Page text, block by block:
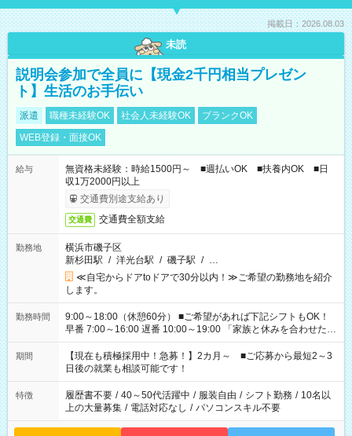
掲載日：2026.08.03
未読
説明会参加で全員に【現金2千円相当プレゼン
ト】生活のお手伝い
派遣 職種未経験OK 社会人未経験OK
ブランクOK
WEB登録・面接OK
給与
無資格未経験：時給1500円～ ■週払いOK ■扶養内OK ■日
収1万2000円以上
交通費別途支給あり
交通費 交通費全額支給
勤務地
横浜市磯子区
新杉田駅 / 洋光台駅 / 磯子駅 / …
≪自宅からドアtoドアで30分以内！≫ご希望の勤務地を紹介
します。
勤務時間
9:00～18:00（休憩60分） ■ご希望があれば下記シフトもOK！
早番 7:00～16:00 遅番 10:00～19:00 「家族と休みを合わせた
い」 「余裕を持って夕飯の準備がしたい」 「できれば残業はし
たくない」 など、ご希望を教えてくださいね。 ※Wワーク希望
の方へ 今ご覧のお仕事で希望する勤務時間と、もう1つのお仕事
の勤務時間。 合計で週40時間を超える場合は応募できません。
期間
【現在も積極採用中！急募！】2カ月～ ■ご応募から最短2～3
日後の就業も相談可能です！
特徴 履歴書不要 / 40～50代活躍中 / 服装自由 / シフト勤務 / 10名以
上の大量募集 / 電話対応なし / パソコンスキル不要